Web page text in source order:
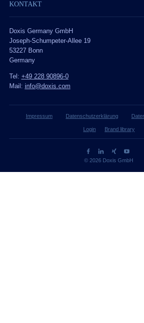
KONTAKT
Doxis Germany GmbH
Joseph-Schumpeter-Allee 19
53227 Bonn
Germany
Tel: +49 228 90896-0
Mail: info@doxis.com
Impressum Datenschutzerklärung
Login Brand library
© 2026 Doxis GmbH